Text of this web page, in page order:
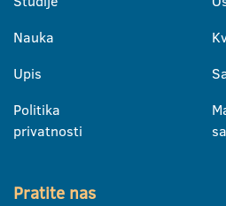
Nauka
Upis
Politika
privatnosti
Pratite nas